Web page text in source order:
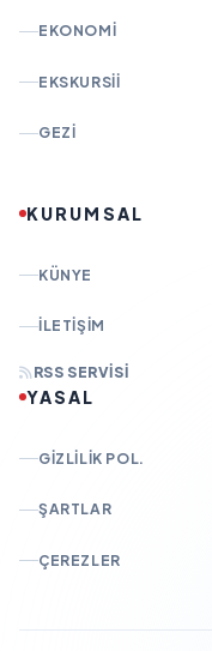
EKONOMI
EKSKURSII
GEZI
KURUMSAL
KÜNYE
İLETIŞIM
RSS SERVISI
YASAL
GIZLILIK POL.
ŞARTLAR
ÇEREZLER